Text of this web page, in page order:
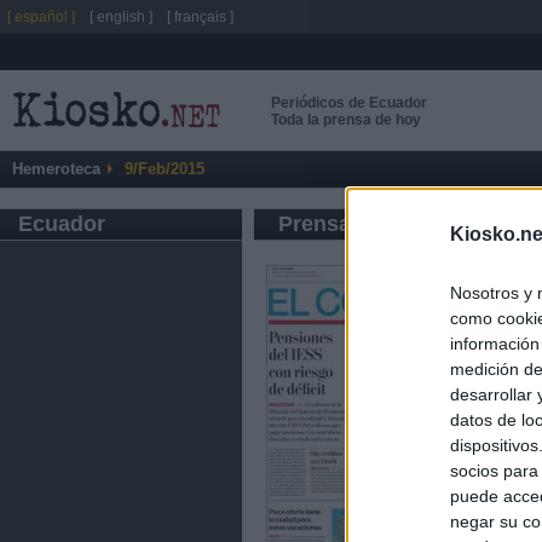
Nosotros y
como
medición
desarrollar
datos de
socios
puede
negar su
Periódicos de Ecuador
Toda la prensa de hoy
Hemeroteca 9/Feb/2015
Ecuador Prensa de Información
[ español ] [ english ] [ français ]